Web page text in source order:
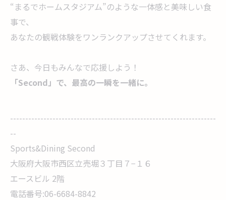
“まるでホームスタジアム”のような一体感と美味しい食
事で、
あなたの観戦体験をワンランクアップさせてくれます。
さあ、今日もみんなで応援しよう！
「Second」で、最高の一瞬を一緒に。
--------------------------------------------------------------------
--
Sports&Dining Second
大阪府大阪市西区立売堀３丁目７−１６
エースビル 2階
電話番号:06-6684-8842